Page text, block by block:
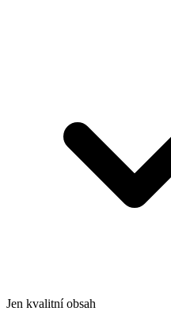
Jen kvalitní obsah